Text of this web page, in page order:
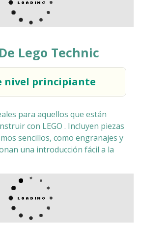
Lego Technic
nivel principiante
para aquellos que están
con LEGO . Incluyen piezas
sencillos, como engranajes y
una introducción fácil a la